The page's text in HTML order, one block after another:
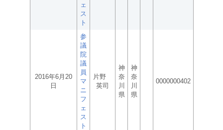
ェ
ス
ト
2016年6月20
日
参
議
院
議
員
マ
ニ
フ
ェ
ス
ト
片野
英司
神
奈
川
県
神
奈
川
県
0000000402